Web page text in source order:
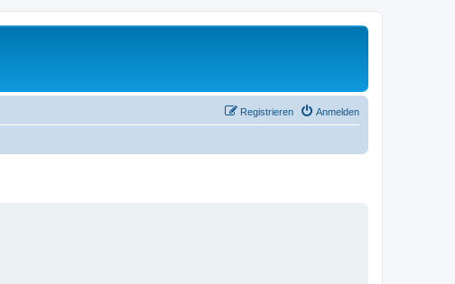
Anmelden
Registrieren